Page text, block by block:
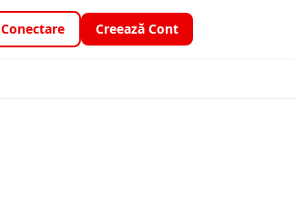
Conectare Creează Cont